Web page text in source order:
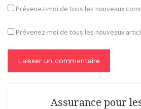
Prévenez-moi de tous les nouveaux
Prévenez-moi de tous les nouveaux
Assurance pour